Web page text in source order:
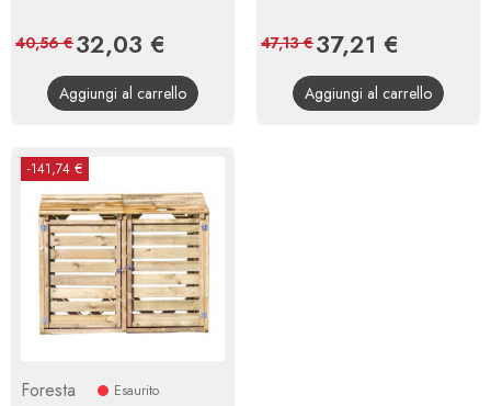
Prezzo
32,03 €
base
40,56 €
Aggiungi al carrello
Prezzo
37,21 €
base
47,13 €
Aggiungi al carrello
-141,74 €
Foresta Esaurito